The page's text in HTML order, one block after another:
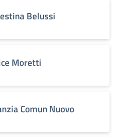
Belussi
Moretti
Comun Nuovo